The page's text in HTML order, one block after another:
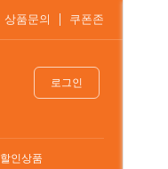
상품문의 쿠폰존
로그인
할인상품